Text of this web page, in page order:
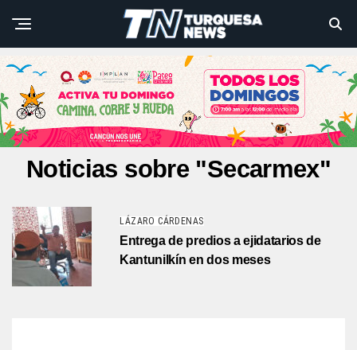
Noticias sobre "Secarmex"
LÁZARO CÁRDENAS
Entrega de predios a ejidatarios de
Kantunilkín en dos meses